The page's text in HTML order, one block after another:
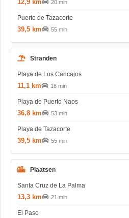
12,9 km 20 min
Puerto de Tazacorte
39,5 km 55 min
Stranden
Playa de Los Cancajos
11,1 km 18 min
Playa de Puerto Naos
36,8 km 53 min
Playa de Tazacorte
39,5 km 55 min
Plaatsen
Santa Cruz de La Palma
13,3 km 21 min
El Paso